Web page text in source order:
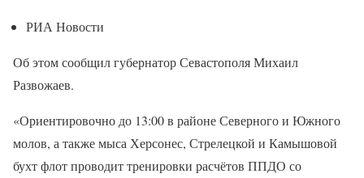
РИА Новости
Об этом сообщил губернатор Севастополя Михаил
Развожаев.
«Ориентировочно до 13:00 в районе Северного и Южного
молов, а также мыса Херсонес, Стрелецкой и Камышовой
бухт флот проводит тренировки расчётов ППДО со